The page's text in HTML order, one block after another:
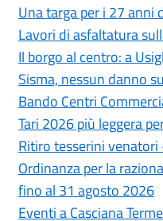
Una targa per i 27 anni
Lavori di asfaltatura
Il borgo al centro: a
Sisma, nessun danno
Bando Centri
Tari 2026 più leggera
Ritiro tesserini
Ordinanza per la
fino al 31 agosto 2026
Eventi a Casciana